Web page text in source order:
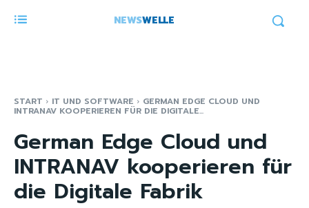
NEWSWELLE
START IT UND SOFTWARE GERMAN EDGE CLOUD UND
INTRANAV KOOPERIEREN FÜR DIE DIGITALE...
German Edge Cloud und
INTRANAV kooperieren für
die Digitale Fabrik